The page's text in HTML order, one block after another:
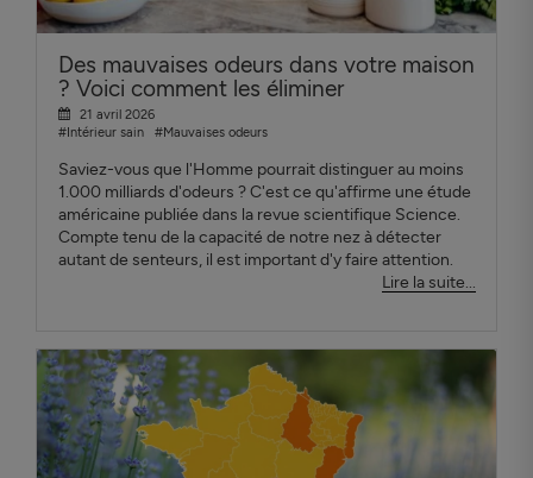
Des mauvaises odeurs dans votre maison
? Voici comment les éliminer
21 avril 2026
#Intérieur sain
#Mauvaises odeurs
Saviez-vous que l'Homme pourrait distinguer au moins
1.000 milliards d'odeurs ? C'est ce qu'affirme une étude
américaine publiée dans la revue scientifique Science.
Compte tenu de la capacité de notre nez à détecter
autant de senteurs, il est important d'y faire attention.
Lire la suite...